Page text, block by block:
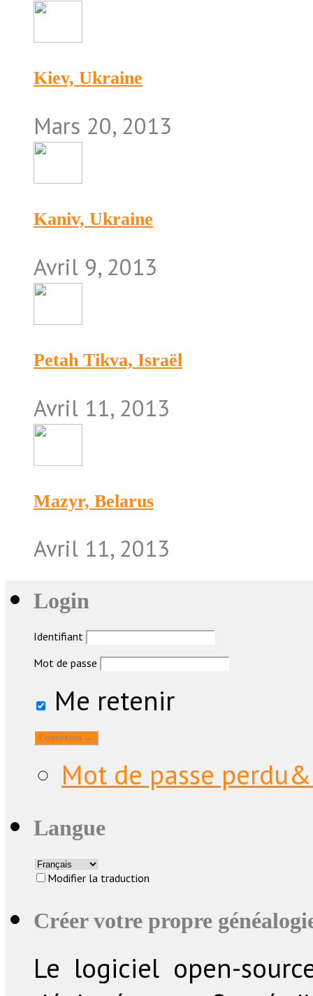
Kiev, Ukraine
Mars 20, 2013
Kaniv, Ukraine
Avril 9, 2013
Petah Tikva, Israël
Avril 11, 2013
Mazyr, Belarus
Avril 11, 2013
Login
Identifiant
Mot de passe
Me retenir
Mot de passe
Langue
Modifier la traduction
Créer votre propre
Le logiciel open-